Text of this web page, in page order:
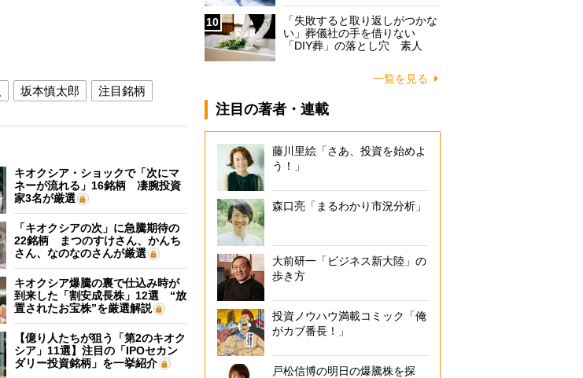
坂本慎太郎 注目銘柄
キオクシア・ショックで「次にマ
ネーが流れる」16銘柄 凄腕投資
家3名が厳選
「キオクシアの次」に急騰期待の
22銘柄 まつのすけさん、かんち
さん、なのなのさんが厳選
キオクシア爆騰の裏で仕込み時が
到来した「割安成長株」12選 “放
置されたお宝株”を厳選解説
【億り人たちが狙う「第2のキオク
シア」11選】注目の「IPOセカン
ダリー投資銘柄」を一挙紹介
10
「失敗すると取り返しがつかな
い」葬儀社の手を借りない
「DIY葬」の落とし穴 素人
一覧を見る
注目の著者・連載
藤川里絵「さあ、投資を始めよ
う！」
森口亮「まるわかり市況分析」
大前研一「ビジネス新大陸」の
歩き方
投資ノウハウ満載コミック「俺
がカブ番長！」
戸松信博の明日の爆騰株を探